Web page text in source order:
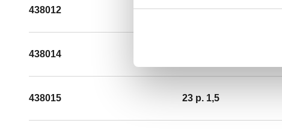
438012 23 p. 1,5
438014
438015 23 p. 1,5